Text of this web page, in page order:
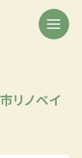
リノベイ